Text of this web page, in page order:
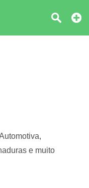
e muito